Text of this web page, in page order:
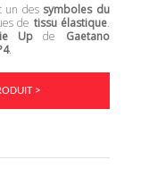
un des symboles du
de tissu élastique.
Up de Gaetano
.
>